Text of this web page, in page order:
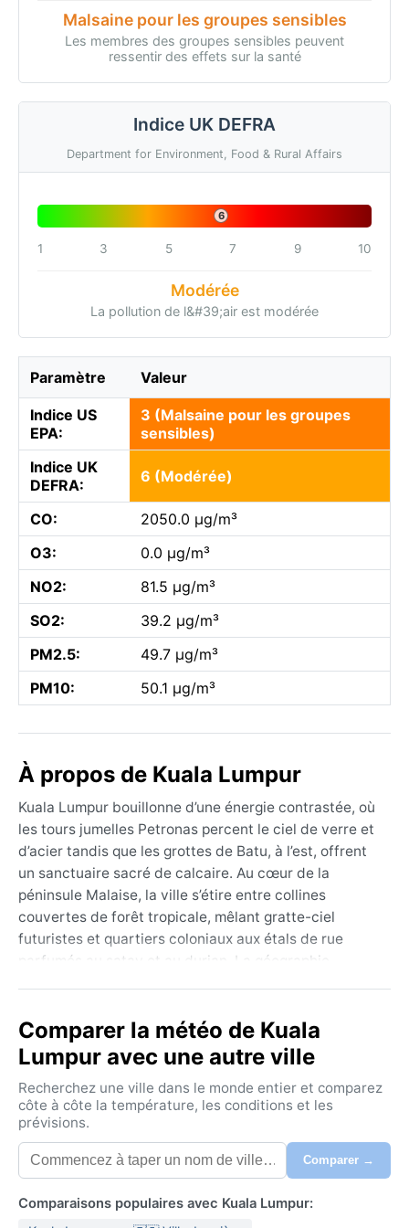
Malsaine pour les groupes sensibles
Les membres des groupes sensibles peuvent
ressentir des effets sur la santé
Indice UK DEFRA
Department for Environment, Food & Rural Affairs
6
1 3 5 7 9 10
Modérée
La pollution de l&#39;air est modérée
Paramètre Valeur
Indice US
EPA:
3 (Malsaine pour les groupes
sensibles)
Indice UK
DEFRA:
6 (Modérée)
CO:
2050.0 µg/m³
O3:
0.0 µg/m³
NO2:
81.5 µg/m³
SO2:
39.2 µg/m³
PM2.5:
49.7 µg/m³
PM10:
50.1 µg/m³
À propos de Kuala Lumpur
Kuala Lumpur bouillonne d’une énergie contrastée, où
les tours jumelles Petronas percent le ciel de verre et
d’acier tandis que les grottes de Batu, à l’est, offrent
un sanctuaire sacré de calcaire. Au cœur de la
péninsule Malaise, la ville s’étire entre collines
couvertes de forêt tropicale, mêlant gratte-ciel
futuristes et quartiers coloniaux aux étals de rue
parfumés au satay et au durian. La géographie
mouvement.
Classé Af (forêt tropicale) selon Köppen, le climat de
Kuala Lumpur ne connaît ni saison sèche marquée ni
variations thermiques prononcées. Les températures
oscillent entre 24 °C et 33 °C toute l’année, tandis
que l’humidité dépasse souvent 80 %. Les
précipitations sont abondantes et fréquentes –
surtout lors des deux moussons : le nord-est de
Comparer la météo de Kuala
Lumpur avec une autre ville
Recherchez une ville dans le monde entier et comparez
côte à côte la température, les conditions et les
prévisions.
Comparer →
Comparaisons populaires avec Kuala Lumpur: